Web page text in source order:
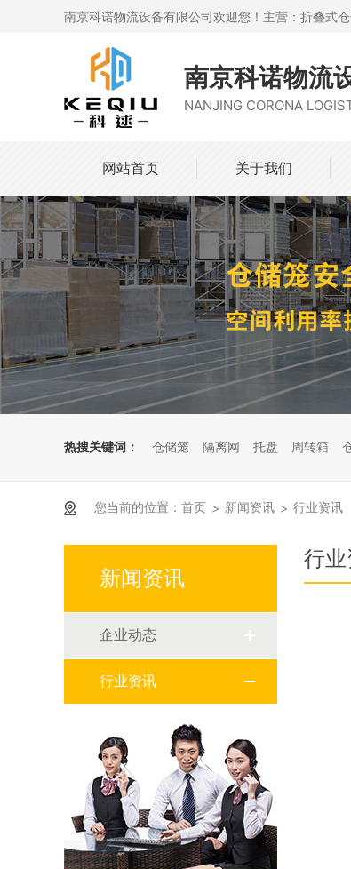
南京科诺物流设备有限公司欢迎您！主营：折叠式
南京科诺物流
NANJING CORONA
网站首页 关于我们
热搜关键词： 仓储笼 隔离网 托盘 周转箱
您当前的位置： 首页 > 新闻资讯 > 行业资讯
新闻资讯
企业动态
行业资讯
行